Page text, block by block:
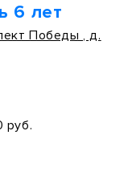
6 лет
Победы , д.
руб.